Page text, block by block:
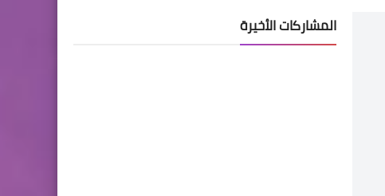
المشاركات الأخيرة